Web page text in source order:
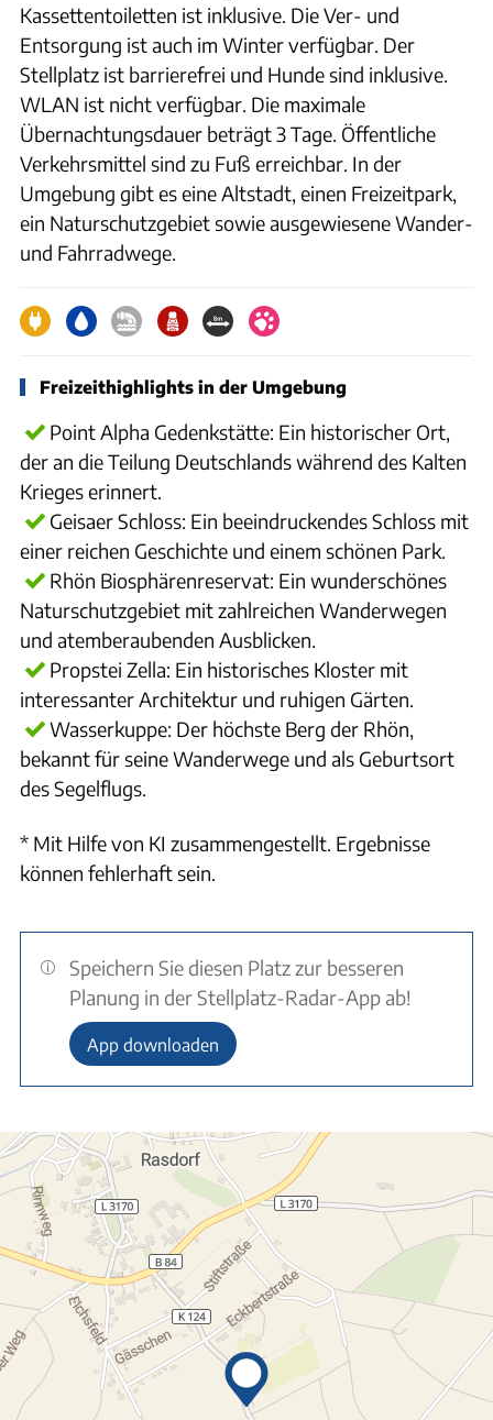
Kassettentoiletten ist inklusive. Die Ver- und
Entsorgung ist auch im Winter verfügbar. Der
Stellplatz ist barrierefrei und Hunde sind inklusive.
WLAN ist nicht verfügbar. Die maximale
Übernachtungsdauer beträgt 3 Tage. Öffentliche
Verkehrsmittel sind zu Fuß erreichbar. In der
Umgebung gibt es eine Altstadt, einen Freizeitpark,
ein Naturschutzgebiet sowie ausgewiesene Wander-
und Fahrradwege.
Freizeithighlights in der Umgebung
Point Alpha Gedenkstätte: Ein historischer Ort,
der an die Teilung Deutschlands während des Kalten
Krieges erinnert.
Geisaer Schloss: Ein beeindruckendes Schloss mit
einer reichen Geschichte und einem schönen Park.
Rhön Biosphärenreservat: Ein wunderschönes
Naturschutzgebiet mit zahlreichen Wanderwegen
und atemberaubenden Ausblicken.
Propstei Zella: Ein historisches Kloster mit
interessanter Architektur und ruhigen Gärten.
Wasserkuppe: Der höchste Berg der Rhön,
bekannt für seine Wanderwege und als Geburtsort
des Segelflugs.
* Mit Hilfe von KI zusammengestellt. Ergebnisse
können fehlerhaft sein.
Speichern Sie diesen Platz zur besseren
Planung in der Stellplatz-Radar-App ab!
App downloaden